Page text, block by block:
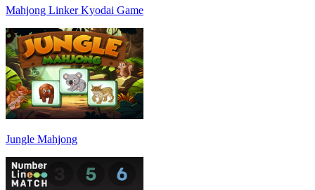
Mahjong Linker Kyodai Game
Jungle Mahjong